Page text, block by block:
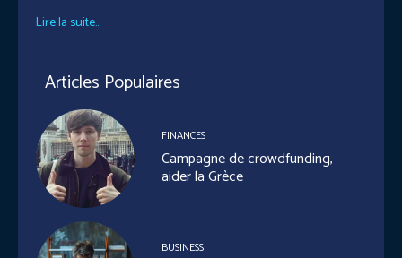
Lire la suite...
Articles Populaires
FINANCES
Campagne de crowdfunding,
aider la Grèce
BUSINESS